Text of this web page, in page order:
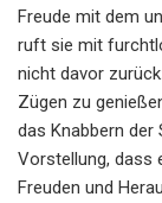
Freude mit dem
ruft sie mit
nicht davor
Zügen zu
das Knabbern der
Vorstellung, dass
Freuden und